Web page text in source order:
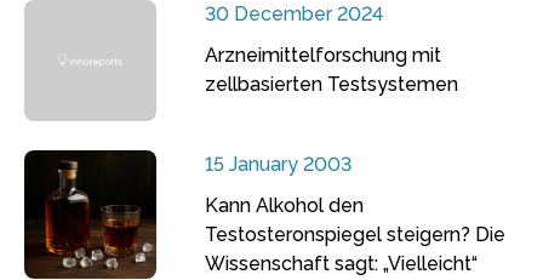
30 December 2024
Arzneimittelforschung mit
zellbasierten Testsystemen
15 January 2003
Kann Alkohol den
Testosteronspiegel steigern? Die
Wissenschaft sagt: „Vielleicht“